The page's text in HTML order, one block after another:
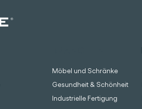
Möbel und Schränke
Gesundheit & Schönheit
Industrielle Fertigung